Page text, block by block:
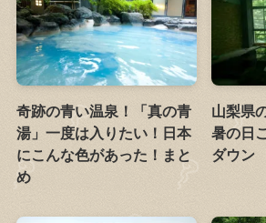
奇跡の青い温泉！「真の青
湯」一度は入りたい！日本
にこんな色があった！まと
め
山梨県
暑の日
ダウン